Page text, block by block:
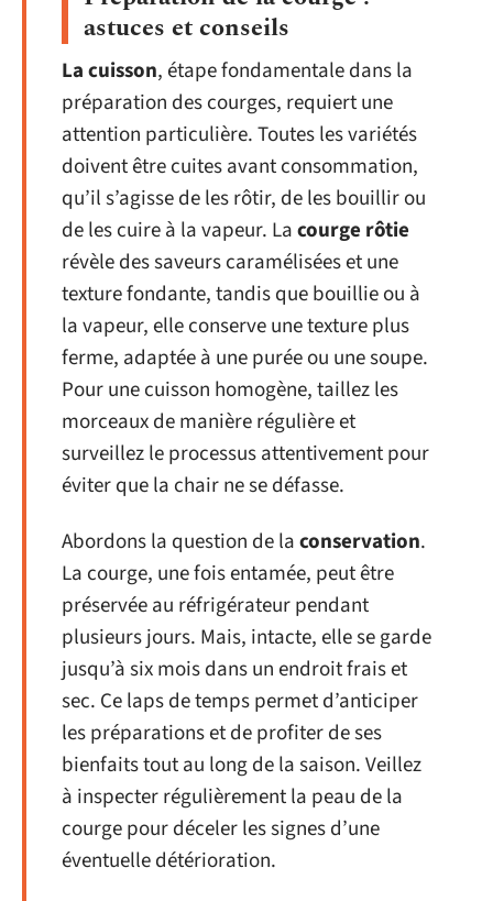
astuces et conseils
La cuisson, étape fondamentale dans la
préparation des courges, requiert une
attention particulière. Toutes les variétés
doivent être cuites avant consommation,
qu’il s’agisse de les rôtir, de les bouillir ou
de les cuire à la vapeur. Lacourge rôtie
révèle des saveurs caramélisées et une
texture fondante, tandis que bouillie ou à
la vapeur, elle conserve une texture plus
ferme, adaptée à une purée ou une soupe.
Pour une cuisson homogène, taillez les
morceaux de manière régulière et
surveillez le processus attentivement pour
éviter que la chair ne se défasse.
Abordons la question de laconservation.
La courge, une fois entamée, peut être
préservée au réfrigérateur pendant
plusieurs jours. Mais, intacte, elle se garde
jusqu’à six mois dans un endroit frais et
sec. Ce laps de temps permet d’anticiper
les préparations et de profiter de ses
bienfaits tout au long de la saison. Veillez
à inspecter régulièrement la peau de la
courge pour déceler les signes d’une
éventuelle détérioration.